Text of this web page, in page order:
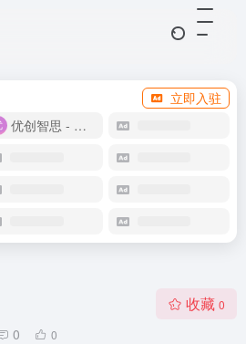
立即入驻
优创智思 - 一站式 AI 智能创作平台
0 0
收藏 0